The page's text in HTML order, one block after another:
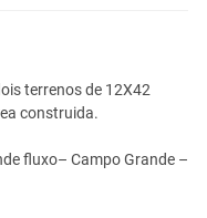
terrenos de 12X42
construida.
fluxo– Campo Grande –